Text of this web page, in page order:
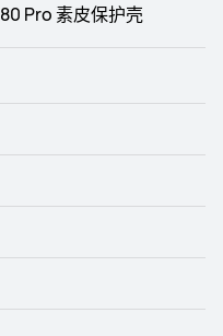
Pro 素皮保护壳